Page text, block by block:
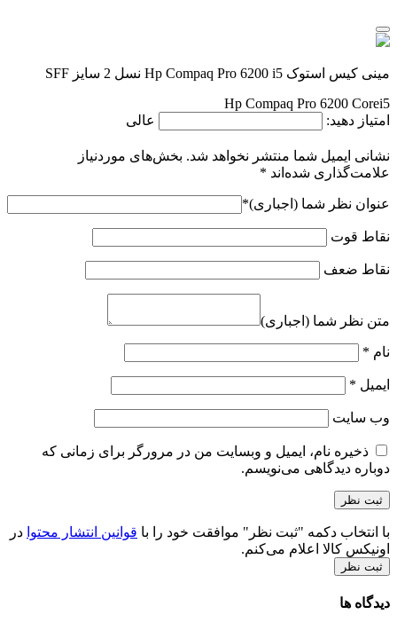
مینی کیس استوک Hp Compaq Pro 6200 i5 نسل 2 سایز SFF
Hp Compaq Pro 6200 Corei5
امتیاز دهید:
عالی
نشانی ایمیل شما منتشر نخواهد شد. بخش‌های موردنیاز
علامت‌گذاری شده‌اند *
عنوان نظر شما (اجباری)*
نقاط قوت
نقاط ضعف
متن نظر شما (اجباری)
نام *
ایمیل *
وب‌ سایت
ذخیره نام، ایمیل و وبسایت من در مرورگر برای زمانی که
دوباره دیدگاهی می‌نویسم.
با انتخاب دکمه "ثبت نظر" موافقت خود را با قوانین انتشار محتوا در
اونیکس کالا اعلام می‌کنم.
ثبت نظر
دیدگاه ها